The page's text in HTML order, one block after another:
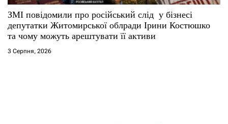
ЗМІ повідомили про російський слід у бізнесі
депутатки Житомирської облради Ірини Костюшко
та чому можуть арештувати її активи
3 Серпня, 2026